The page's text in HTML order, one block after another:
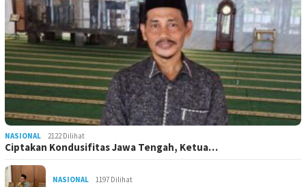
NASIONAL 2122 Dilihat
Ciptakan Kondusifitas Jawa Tengah, Ketua…
NASIONAL 1197 Dilihat